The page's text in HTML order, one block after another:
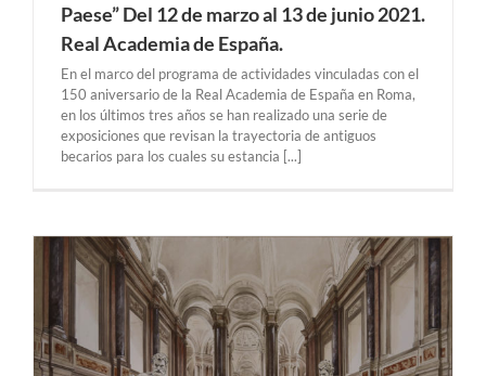
Paese” Del 12 de marzo al 13 de junio 2021.
Real Academia de España.
En el marco del programa de actividades vinculadas con el
150 aniversario de la Real Academia de España en Roma,
en los últimos tres años se han realizado una serie de
exposiciones que revisan la trayectoria de antiguos
becarios para los cuales su estancia [...]